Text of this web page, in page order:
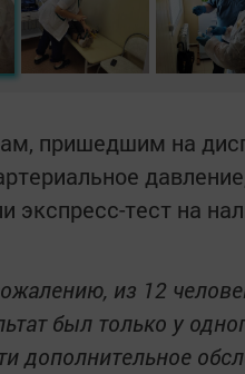
пришедшим на
экспресс-тест на
из 12
был только у
дополнительное